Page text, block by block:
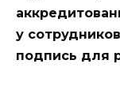
у
подпись для